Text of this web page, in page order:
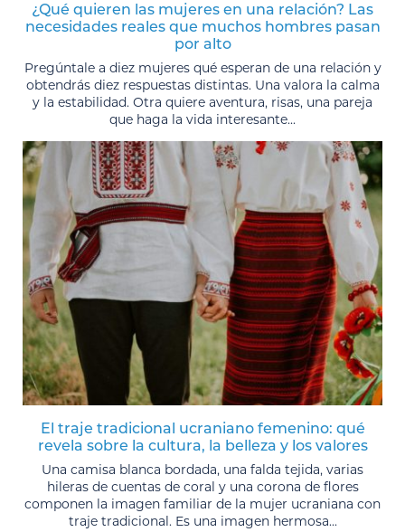
¿Qué quieren las mujeres en una relación? Las
necesidades reales que muchos hombres pasan
por alto
Pregúntale a diez mujeres qué esperan de una relación y
obtendrás diez respuestas distintas. Una valora la calma
y la estabilidad. Otra quiere aventura, risas, una pareja
que haga la vida interesante...
El traje tradicional ucraniano femenino: qué
revela sobre la cultura, la belleza y los valores
Una camisa blanca bordada, una falda tejida, varias
hileras de cuentas de coral y una corona de flores
componen la imagen familiar de la mujer ucraniana con
traje tradicional. Es una imagen hermosa...